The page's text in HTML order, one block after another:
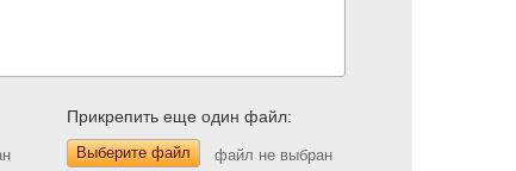
Прикрепить еще один файл:
Выберите файл